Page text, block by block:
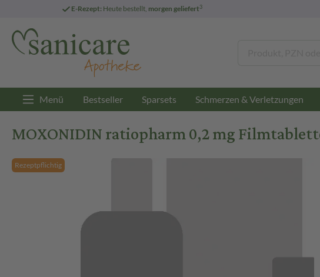
E-Rezept: Heute bestellt, morgen geliefert3
Menü Bestseller Sparsets Schmerzen & Verletzungen
MOXONIDIN ratiopharm 0,2 mg
Rezeptpflichtig